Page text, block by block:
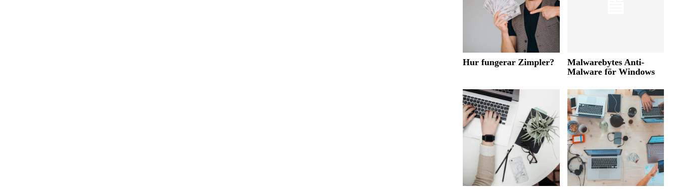
Hur fungerar Zimpler?
Malwarebytes Anti-
Malware för Windows